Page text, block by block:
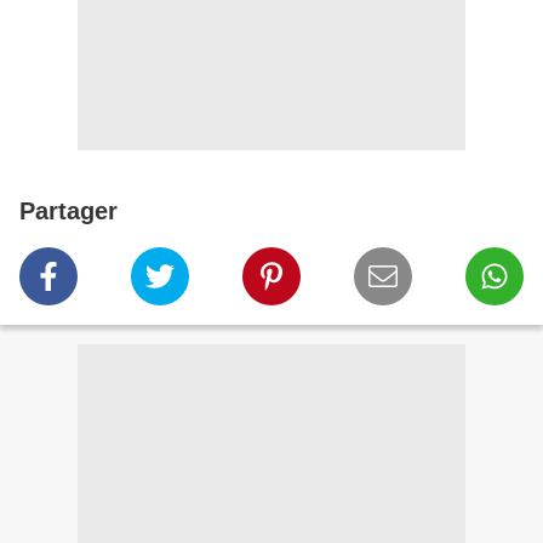
Partager